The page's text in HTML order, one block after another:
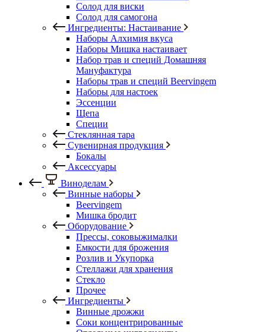
Солод для виски
Солод для самогона
Ингредиенты: Настаивание
Наборы Алхимия вкуса
Наборы Мишка настаивает
Набор трав и специй Домашняя
Мануфактура
Наборы трав и специй Beervingem
Наборы для настоек
Эссенции
Щепа
Специи
Стеклянная тара
Сувенирная продукция
Бокалы
Аксессуары
Виноделам
Винные наборы
Beervingem
Мишка бродит
Оборудование
Прессы, соковыжималки
Емкости для брожения
Розлив и Укупорка
Стеллажи для хранения
Стекло
Прочее
Ингредиенты
Винные дрожжи
Соки концентрированные